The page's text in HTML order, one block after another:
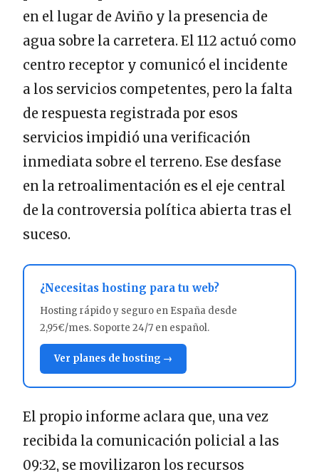
en el lugar de Aviño y la presencia de
agua sobre la carretera. El 112 actuó como
centro receptor y comunicó el incidente
a los servicios competentes, pero la falta
de respuesta registrada por esos
servicios impidió una verificación
inmediata sobre el terreno. Ese desfase
en la retroalimentación es el eje central
de la controversia política abierta tras el
suceso.
¿Necesitas hosting para tu web?
Hosting rápido y seguro en España desde
2,95€/mes. Soporte 24/7 en español.
Ver planes de hosting →
El propio informe aclara que, una vez
recibida la comunicación policial a las
09:32, se movilizaron los recursos